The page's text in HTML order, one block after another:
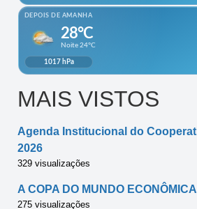
MAIS VISTOS
Agenda Institucional do
2026
329 visualizações
A COPA DO MUNDO ECONÔMICA
275 visualizações